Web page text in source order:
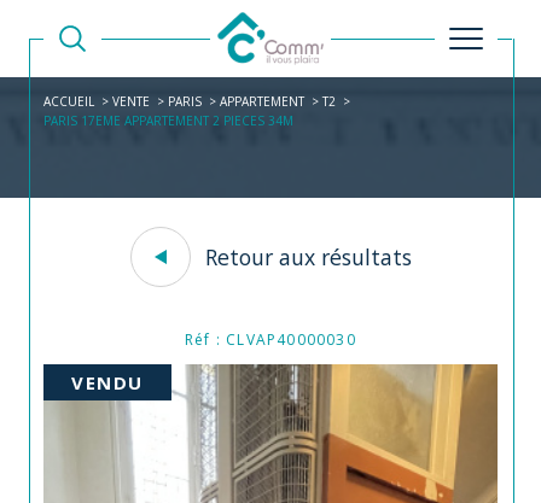
ACCUEIL VENTE PARIS APPARTEMENT
T2
PARIS 17EME APPARTEMENT 2 PIECES 34M
Retour aux résultats
Réf : CLVAP40000030
VENDU